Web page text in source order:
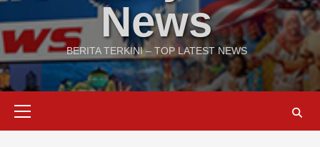
News
BERITA TERKINI – TOP LATEST NEWS